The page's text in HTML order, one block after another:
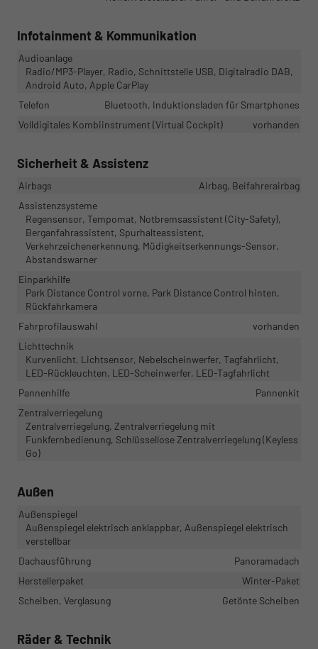
Infotainment & Kommunikation
Audioanlage
Radio/MP3-Player, Radio, Schnittstelle USB, Digitalradio DAB,
Android Auto, Apple CarPlay
Telefon
Bluetooth, Induktionsladen für Smartphones
Volldigitales Kombiinstrument (Virtual Cockpit)
vorhanden
Sicherheit & Assistenz
Airbags
Airbag, Beifahrerairbag
Assistenzsysteme
Regensensor, Tempomat, Notbremsassistent (City-Safety),
Berganfahrassistent, Spurhalteassistent,
Verkehrzeichenerkennung, Müdigkeitserkennungs-Sensor,
Abstandswarner
Einparkhilfe
Park Distance Control vorne, Park Distance Control hinten,
Rückfahrkamera
Fahrprofilauswahl
vorhanden
Lichttechnik
Kurvenlicht, Lichtsensor, Nebelscheinwerfer, Tagfahrlicht,
LED-Rückleuchten, LED-Scheinwerfer, LED-Tagfahrlicht
Pannenhilfe
Pannenkit
Zentralverriegelung
Zentralverriegelung, Zentralverriegelung mit
Funkfernbedienung, Schlüssellose Zentralverriegelung (Keyless
Go)
Außen
Außenspiegel
Außenspiegel elektrisch anklappbar, Außenspiegel elektrisch
verstellbar
Dachausführung
Panoramadach
Herstellerpaket
Winter-Paket
Scheiben, Verglasung
Getönte Scheiben
Räder & Technik